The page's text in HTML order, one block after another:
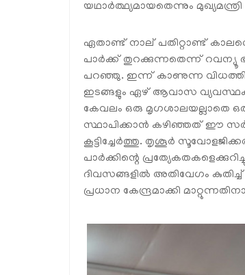
യഥാര്‍ത്ഥ്യമായതെന്നും
ഏതാണ്ട് നാല് പതിറ്റാണ്ട്
പാര്‍ക്ക് തുറക്കുന്നതെന്ന് റവന്യൂ
പറഞ്ഞു. ഇന്ന് കാണുന്ന
ഇടങ്ങളും ഏഴ് ആവാസ
കേവലം ഒരു മൃഗശാലയല്ലാതെ
സ്ഥാപിക്കാന്‍ കഴിഞ്ഞത് ഈ
കൂട്ടിച്ചേര്‍ത്തു. തൃശൂര്‍
പാര്‍ക്കിന്റെ
ദിവസങ്ങളില്‍ അതിവേഗം
പ്രധാന കേന്ദ്രമാക്കി